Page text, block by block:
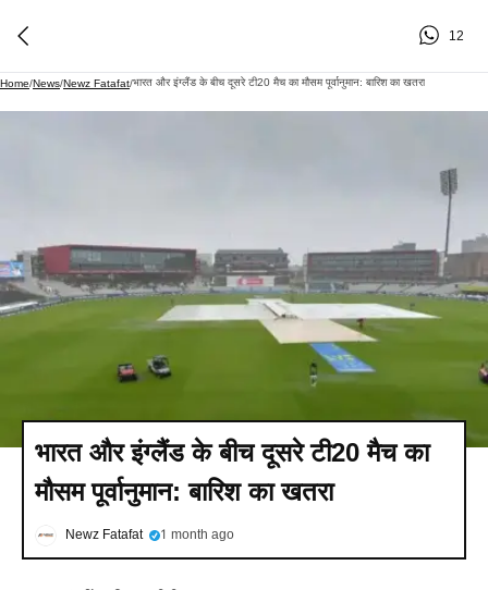
12
Home/News/Newz Fatafat/भारत और इंग्लैंड के बीच दूसरे टी20 मैच का मौसम पूर्वानुमान: बारिश का खतरा
भारत और इंग्लैंड के बीच दूसरे टी20 मैच का
मौसम पूर्वानुमान: बारिश का खतरा
Newz Fatafat 1 month ago